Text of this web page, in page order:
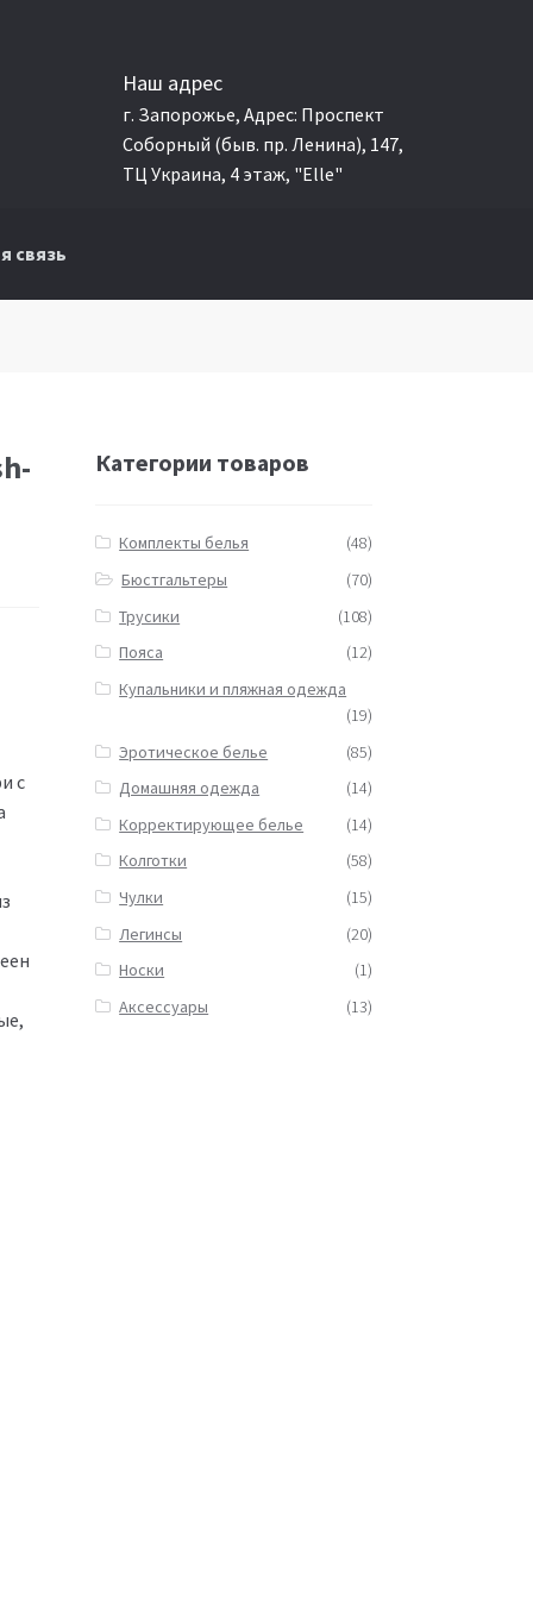
Наш адрес
г. Запорожье, Адрес: Проспект
Соборный (быв. пр. Ленина), 147,
ТЦ Украина, 4 этаж, "Elle"
связь
c
Категории товаров
Комплекты белья
(48)
Бюстгальтеры
(70)
Трусики
(108)
Пояса
(12)
Купальники и пляжная одежда
(19)
Эротическое белье
(85)
Домашняя одежда
(14)
Корректирующее белье
(14)
Колготки
(58)
Чулки
(15)
Легинсы
(20)
Носки
(1)
Аксессуары
(13)